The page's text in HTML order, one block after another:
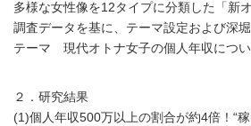
多様な女性像を12タイプに分類した「新
調査データを基に、テーマ設定および深
テーマ 現代オトナ女子の個人年収につ
２．研究結果
(1)個人年収500万以上の割合が約4倍！“